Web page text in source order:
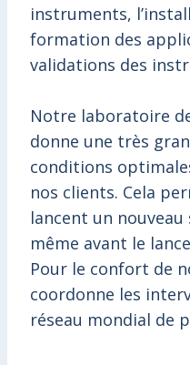
instruments,
formation des
validations des
Notre laboratoire
donne une très
conditions
nos clients. Cela
lancent un
même avant le
Pour le confort de
coordonne les
réseau mondial de